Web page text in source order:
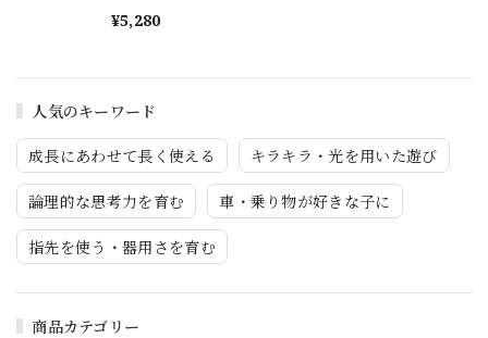
人気のキーワード
成長にあわせて長く使える キラキラ・光を用いた遊び
論理的な思考力を育む 車・乗り物が好きな子に
指先を使う・器用さを育む
商品カテゴリー
¥5,280